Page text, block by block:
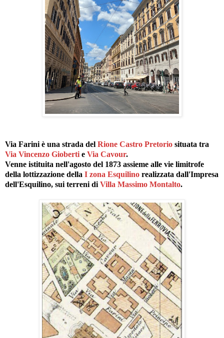
Via Farini è una strada del Rione Castro Pretorio situata tra
Via Vincenzo Gioberti e Via Cavour.
Venne istituita nell'agosto del 1873 assieme alle vie limitrofe
della lottizzazione della I zona Esquilino realizzata dall'Impresa
dell'Esquilino, sui terreni di Villa Massimo Montalto.